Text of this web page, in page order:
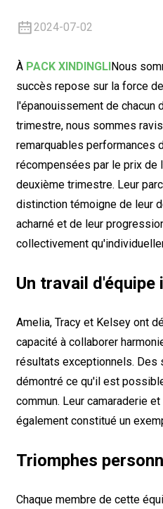
2024-07-02
À PACK XINDINGLINous
succès repose sur la force
l'épanouissement de chacun
trimestre, nous sommes
remarquables performances
récompensées par le prix de
deuxième trimestre. Leur
distinction témoigne de leur
acharné et de leur
collectivement
Un travail
Amelia, Tracy et Kelsey ont
capacité à collaborer
résultats exceptionnels. Des
démontré ce qu'il est
commun. Leur camaraderie
également constitué un
Triomphes
Chaque membre de cette